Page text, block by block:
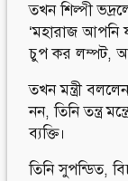
তখন শিল্পী
‘মহারাজ আপনি
চুপ কর লম্পট,
তখন মন্ত্রী
নন, তিনি তন্ত্র
ব্যক্তি।
তিনি সুপন্ডিত,